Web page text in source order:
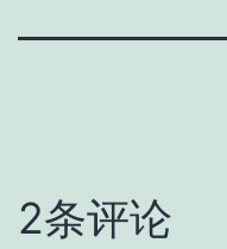
2条评论